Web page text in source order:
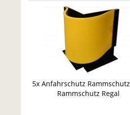
5x Anfahrschutz
Rammschutz Regal